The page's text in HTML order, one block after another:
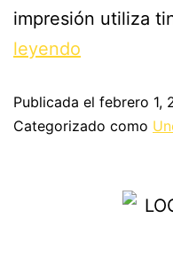
impresión utiliza
leyendo
Publicada el febrero 1,
Categorizado como